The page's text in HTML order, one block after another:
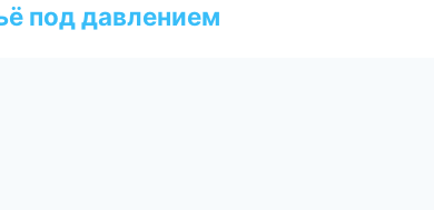
под давлением